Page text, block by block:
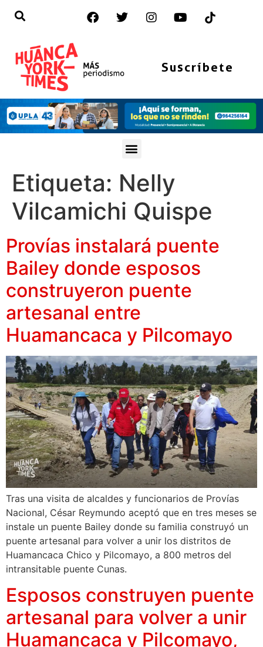
Suscríbete
Etiqueta: Nelly
Vilcamichi Quispe
Provías instalará puente
Bailey donde esposos
construyeron puente
artesanal entre
Huamancaca y Pilcomayo
Tras una visita de alcaldes y funcionarios de Provías
Nacional, César Reymundo aceptó que en tres meses se
instale un puente Bailey donde su familia construyó un
puente artesanal para volver a unir los distritos de
Huamancaca Chico y Pilcomayo, a 800 metros del
intransitable puente Cunas.
Esposos construyen puente
artesanal para volver a unir
Huamancaca y Pilcomayo,